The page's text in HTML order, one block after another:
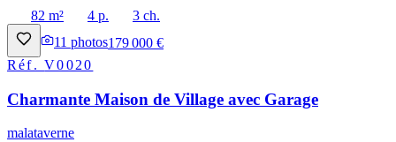
82 m²
4 p.
3 ch.
11 photos179 000 €
Réf.V0020
Charmante Maison de Village avec Garage
malataverne